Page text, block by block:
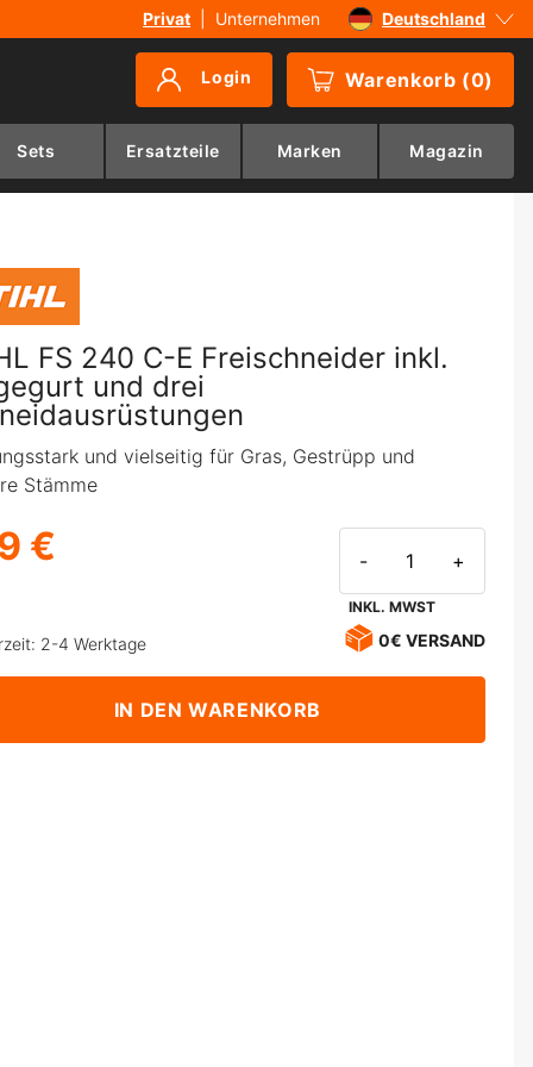
Privat Unternehmen
Deutschland
Sverige
Suomi
Login Warenkorb (0)
Sets Ersatzteile Marken Magazin
FS 240 C-E Freischneider inkl.
und drei
und vielseitig für Gras, Gestrüpp und
Stämme
€ - +
INKL. MWST
2-4 Werktage 0€ VERSAND
IN DEN WARENKORB